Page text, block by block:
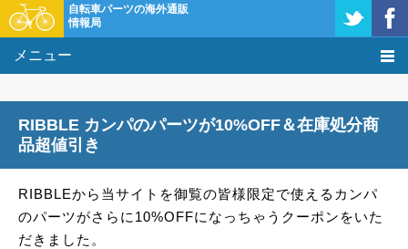
自転車パーツの海外通販
情報局
メニュー
購入方法
RIBBLE カンパのパーツが10%OFF＆在庫処分商
品超値引き
RIBBLEから当サイトを御覧の皆様限定で使えるカンパ
のパーツがさらに10%OFFになっちゃうクーポンをいた
だきました。